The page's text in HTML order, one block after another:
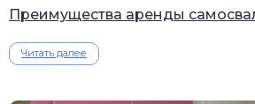
Преимущества аренды
Читать далее